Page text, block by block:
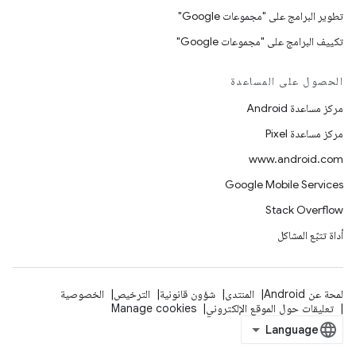
تطوير البرامج على "مجموعات Google"
تكييف البرامج على "مجموعات Google"
الحصول على المساعدة
مركز مساعدة Android
مركز مساعدة Pixel
www.android.com
Google Mobile Services
Stack Overflow
أداة تتبّع المشاكل
لمحة عن Android المنتدى شؤون قانونية الترخيص
الخصوصية
تعليقات حول الموقع الإلكتروني
Manage cookies